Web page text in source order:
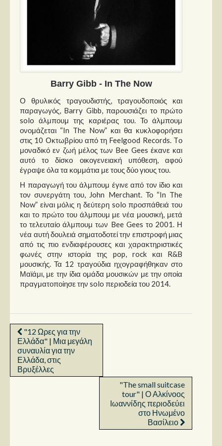
Barry Gibb - In The Now
Ο θρυλικός τραγουδιστής, τραγουδοποιός και
παραγωγός, Barry Gibb, παρουσιάζει το πρώτο
solo άλμπουμ της καριέρας του. Το άλμπουμ
ονομάζεται “In The Now” και θα κυκλοφορήσει
στις 10 Οκτωβρίου από τη Feelgood Records. Tο
μοναδικό εν ζωή μέλος των Bee Gees έκανε και
αυτό το δίσκο οικογενειακή υπόθεση, αφού
έγραψε όλα τα κομμάτια με τους δύο γιους του.
Η παραγωγή του άλμπουμ έγινε από τον ίδιο και
τον συνεργάτη του, John Merchant. Το “In The
Now” είναι μόλις η δεύτερη solo προσπάθειά του
και το πρώτο του άλμπουμ με νέα μουσική, μετά
το τελευταίο άλμπουμ των Bee Gees το 2001. Η
νέα αυτή δουλειά σηματοδοτεί την επιστροφή μιας
από τις πιο ενδιαφέρουσες και χαρακτηριστικές
φωνές στην ιστορία της pop, rock και R&B
μουσικής. Τα 12 τραγούδια ηχογραφήθηκαν στο
Μαϊάμι, με την ίδια ομάδα μουσικών με την οποία
πραγματοποίησε την solo περιοδεία του 2014.
"12 Ωρες για την
Ελλάδα" | Μια μεγάλη
συναυλία για την
Ελλάδα, στις
Βρυξέλλες
"The small suitcase
tour" | Ο Αλκίνοος
Ιωαννίδης περιοδεύει
στο Ηνωμένο
Βασίλειο